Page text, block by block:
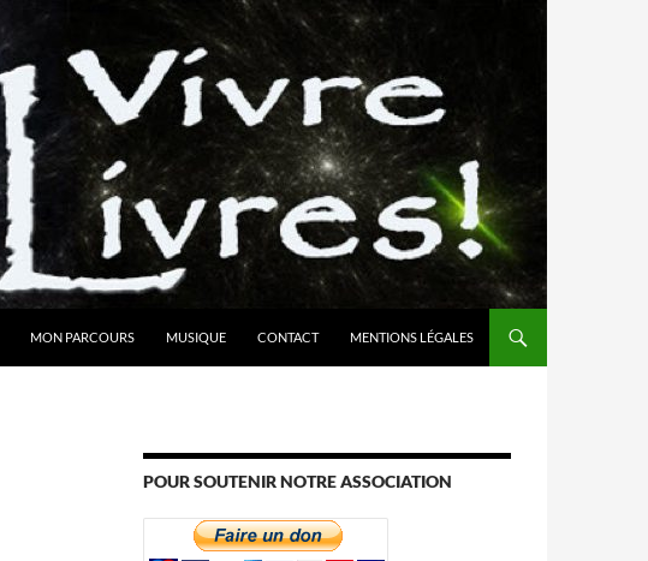
MON PARCOURS MUSIQUE CONTACT MENTIONS LÉGALES
POUR SOUTENIR NOTRE ASSOCIATION